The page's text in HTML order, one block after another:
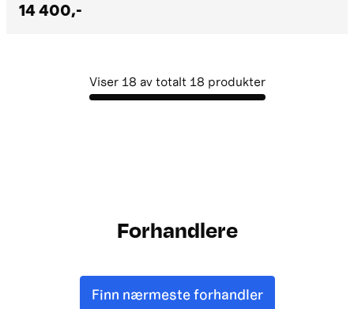
14 400,-
Viser 18 av totalt 18 produkter
Forhandlere
Finn nærmeste forhandler